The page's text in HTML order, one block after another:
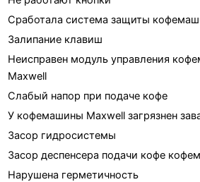
Сработала система защиты
Залипание клавиш
Неисправен модуль управления
Maxwell
Слабый напор при подаче кофе
У кофемашины Maxwell загрязнен
Засор гидросистемы
Засор деспенсера подачи кофе
Нарушена герметичность